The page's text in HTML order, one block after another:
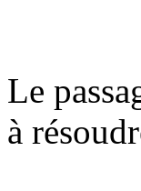
Le
à